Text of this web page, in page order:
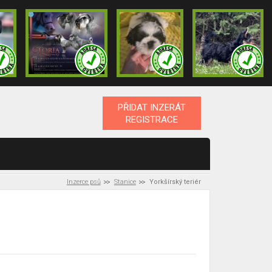
PŘIDAT INZERÁT
REGISTRACE
Inzerce psů Stanice Yorkšírský teriér